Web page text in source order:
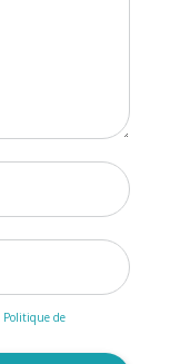
Politique de